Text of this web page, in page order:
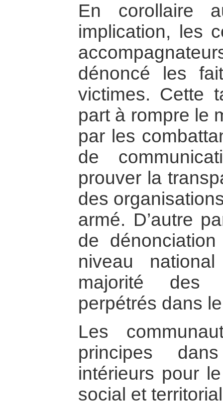
En corollaire
implication, les
dénoncé les
victimes. Cette
part à rompre le
par les
de
prouver la
des
armé. D’autre
de
niveau
majorité des
perpétrés dans
Les
principes
intérieurs pour
social et